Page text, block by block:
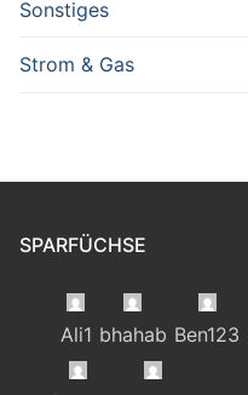
Sonstiges
Strom & Gas
SPARFÜCHSE
Ali1 bhahab Ben123